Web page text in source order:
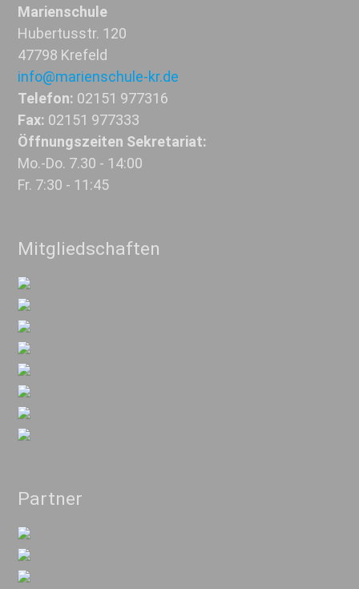
Marienschule
Hubertusstr. 120
47798 Krefeld
info@marienschule-kr.de
Telefon: 02151 977316
Fax: 02151 977333
Öffnungszeiten Sekretariat:
Mo.-Do. 7.30 - 14:00
Fr. 7:30 - 11:45
Mitgliedschaften
Partner